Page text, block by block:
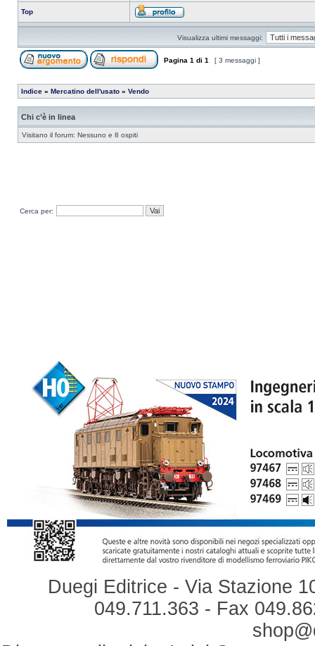
Top
Visualizza ultimi messaggi:
Pagina 1 di 1 [ 3 messaggi ]
Indice » Mercatino dell'usato » Vendo
Chi c’è in linea
Visitano il forum: Nessuno e 8 ospiti
Cerca per:
Duegi Editrice - Via Stazione
049.711.363 - Fax